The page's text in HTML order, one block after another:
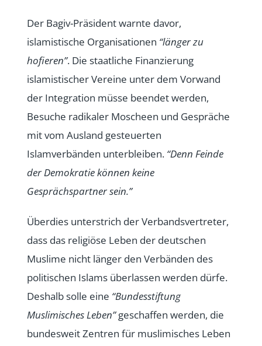
Der Bagiv-Präsident warnte davor,
islamistische Organisationen “länger zu
hofieren”. Die staatliche Finanzierung
islamistischer Vereine unter dem Vorwand
der Integration müsse beendet werden,
Besuche radikaler Moscheen und Gespräche
mit vom Ausland gesteuerten
Islamverbänden unterbleiben. “Denn Feinde
der Demokratie können keine
Gesprächspartner sein.”
Überdies unterstrich der Verbandsvertreter,
dass das religiöse Leben der deutschen
Muslime nicht länger den Verbänden des
politischen Islams überlassen werden dürfe.
Deshalb solle eine “Bundesstiftung
Muslimisches Leben”geschaffen werden, die
bundesweit Zentren für muslimisches Leben